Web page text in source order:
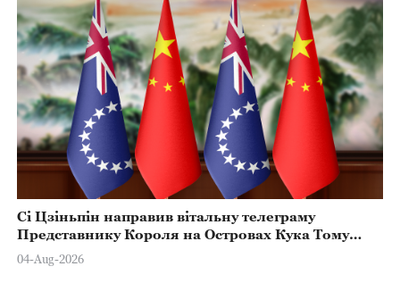
Сі Цзіньпін направив вітальну телеграму
Представнику Короля на Островах Кука Тому
Марстерсу з нагоди Дня Конституції
04-Aug-2026